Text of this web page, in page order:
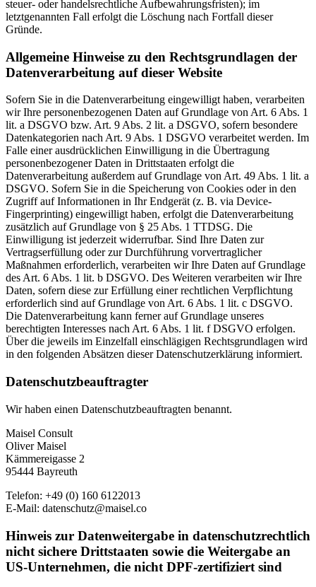
steuer- oder handelsrechtliche Aufbewahrungsfristen); im
letztgenannten Fall erfolgt die Löschung nach Fortfall dieser
Gründe.
Allgemeine Hinweise zu den Rechtsgrundlagen der
Datenverarbeitung auf dieser Website
Sofern Sie in die Datenverarbeitung eingewilligt haben, verarbeiten
wir Ihre personenbezogenen Daten auf Grundlage von Art. 6 Abs. 1
lit. a DSGVO bzw. Art. 9 Abs. 2 lit. a DSGVO, sofern besondere
Datenkategorien nach Art. 9 Abs. 1 DSGVO verarbeitet werden. Im
Falle einer ausdrücklichen Einwilligung in die Übertragung
personenbezogener Daten in Drittstaaten erfolgt die
Datenverarbeitung außerdem auf Grundlage von Art. 49 Abs. 1 lit. a
DSGVO. Sofern Sie in die Speicherung von Cookies oder in den
Zugriff auf Informationen in Ihr Endgerät (z. B. via Device-
Fingerprinting) eingewilligt haben, erfolgt die Datenverarbeitung
zusätzlich auf Grundlage von § 25 Abs. 1 TTDSG. Die
Einwilligung ist jederzeit widerrufbar. Sind Ihre Daten zur
Vertragserfüllung oder zur Durchführung vorvertraglicher
Maßnahmen erforderlich, verarbeiten wir Ihre Daten auf Grundlage
des Art. 6 Abs. 1 lit. b DSGVO. Des Weiteren verarbeiten wir Ihre
Daten, sofern diese zur Erfüllung einer rechtlichen Verpflichtung
erforderlich sind auf Grundlage von Art. 6 Abs. 1 lit. c DSGVO.
Die Datenverarbeitung kann ferner auf Grundlage unseres
berechtigten Interesses nach Art. 6 Abs. 1 lit. f DSGVO erfolgen.
Über die jeweils im Einzelfall einschlägigen Rechtsgrundlagen wird
in den folgenden Absätzen dieser Datenschutzerklärung informiert.
Datenschutz­beauftragter
Wir haben einen Datenschutzbeauftragten benannt.
Maisel Consult
Oliver Maisel
Kämmereigasse 2
95444 Bayreuth
Telefon: +49 (0) 160 6122013
E-Mail: datenschutz@maisel.co
Hinweis zur Datenweitergabe in datenschutzrechtlich
nicht sichere Drittstaaten sowie die Weitergabe an
US-Unternehmen, die nicht DPF-zertifiziert sind